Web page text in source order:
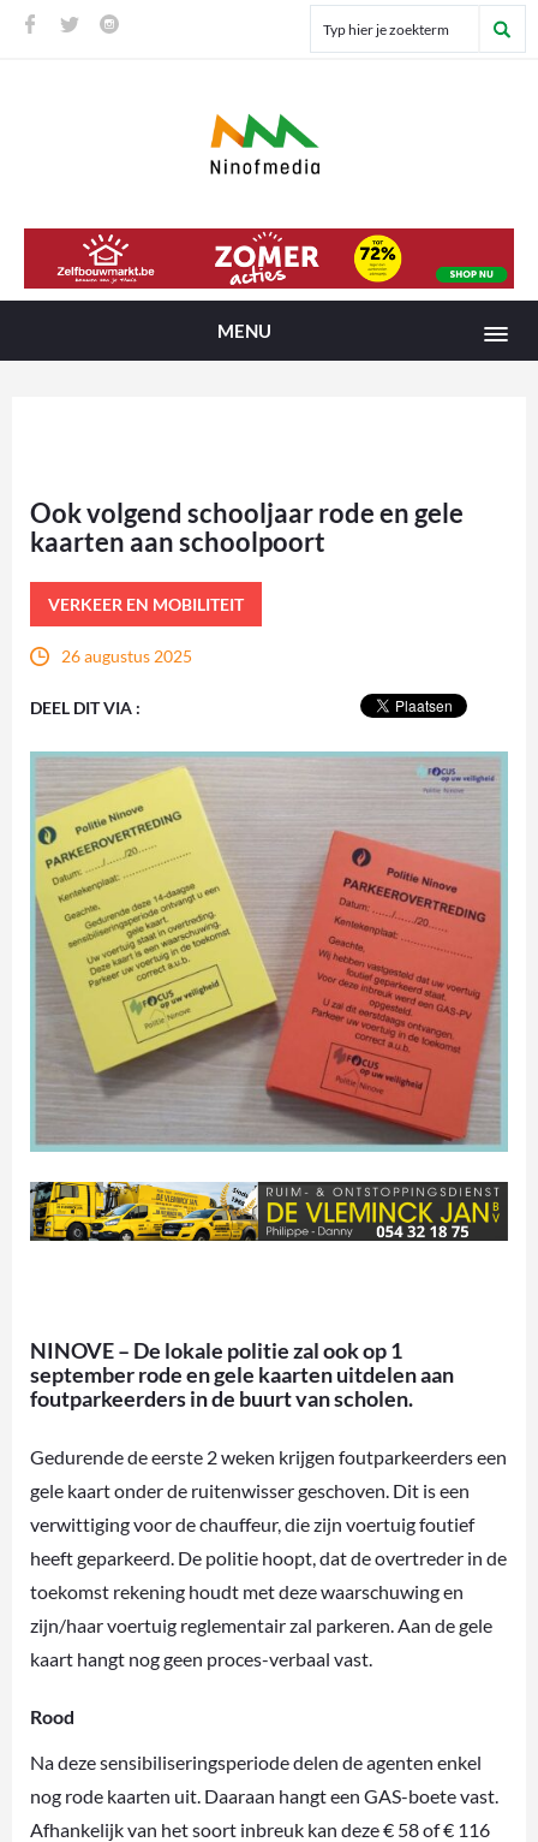
MENU
Ook volgend schooljaar rode en gele
kaarten aan schoolpoort
VERKEER EN MOBILITEIT
26 augustus 2025
DEEL DIT VIA :
NINOVE – De lokale politie zal ook op 1
september rode en gele kaarten uitdelen aan
foutparkeerders in de buurt van scholen.
Gedurende de eerste 2 weken krijgen foutparkeerders een
gele kaart onder de ruitenwisser geschoven. Dit is een
verwittiging voor de chauffeur, die zijn voertuig foutief
heeft geparkeerd. De politie hoopt, dat de overtreder in de
toekomst rekening houdt met deze waarschuwing en
zijn/haar voertuig reglementair zal parkeren. Aan de gele
kaart hangt nog geen proces-verbaal vast.
Rood
Na deze sensibiliseringsperiode delen de agenten enkel
nog rode kaarten uit. Daaraan hangt een GAS-boete vast.
Afhankelijk van het soort inbreuk kan deze € 58 of € 116